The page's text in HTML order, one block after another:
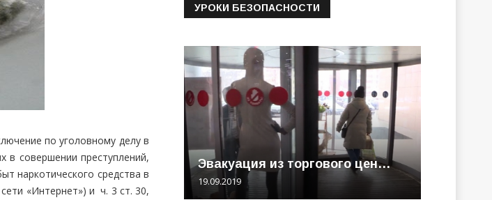
по уголовному делу в
в совершении преступлений,
наркотического средства в
«Интернет») и ч. 3 ст. 30,
УРОКИ БЕЗОПАСНОСТИ
Эвакуация из торгового цен…
19.09.2019